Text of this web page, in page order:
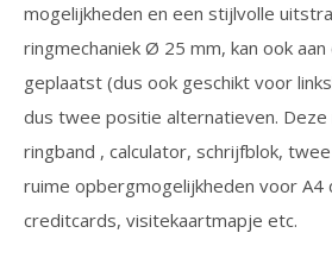
mogelijkheden en een stijlvolle
ringmechaniek Ø 25 mm, kan ook
geplaatst (dus ook geschikt voor
dus twee positie alternatieven.
ringband , calculator, schrijfblok,
ruime opbergmogelijkheden voor A4
creditcards, visitekaartmapje etc.